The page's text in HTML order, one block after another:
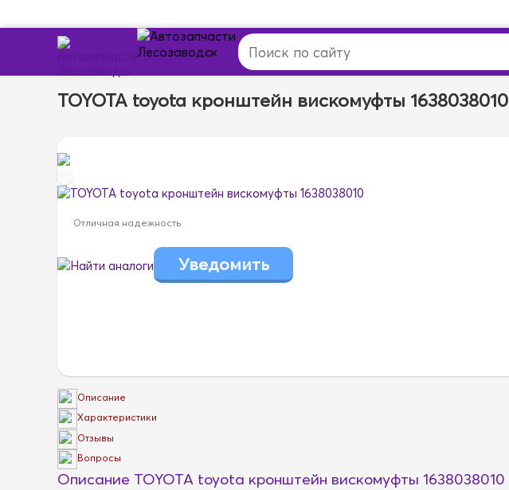
TOYOTA toyota кронштейн вискомуфты 1638038010
Отличная надежность
Найти аналоги
Описание
Характеристики
Отзывы
Вопросы
Описание TOYOTA toyota кронштейн вискомуфты 1638038010